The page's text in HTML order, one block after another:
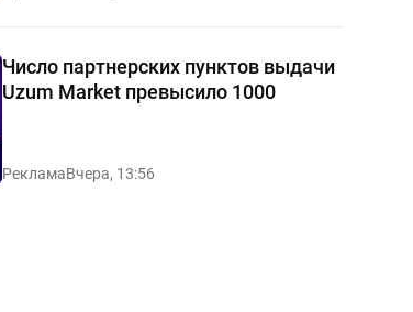
Число партнерских пунктов выдачи
Uzum Market превысило 1000
РекламаВчера, 13:56